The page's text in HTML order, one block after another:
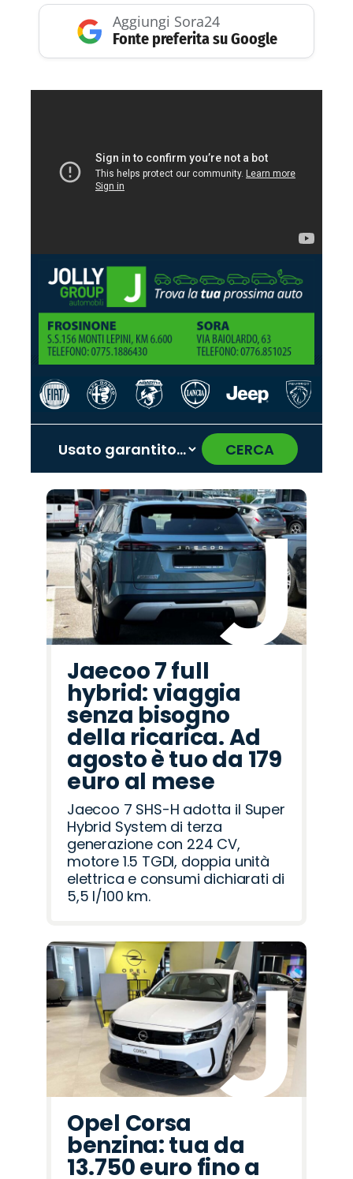
Aggiungi Sora24
Fonte preferita su Google
CERCA
Promo
Cupra
Promo
Jaecoo
Promo
Mazda
Promo
Omoda
Promo
Seat
Promo
Land
Rover
Promo
Fiat
Promo
Abarth
Promo
Lancia
Promo
Hyundai
Promo
Peugeot
Promo
Alfa
Romeo
Promo
Opel
Promo
Citroën
Promo
Jeep
‹ ›
Jaecoo 7 full
hybrid: viaggia
senza bisogno
della ricarica. Ad
agosto è tuo da 179
euro al mese
Jaecoo 7 SHS-H adotta il Super
Hybrid System di terza
generazione con 224 CV,
motore 1.5 TGDI, doppia unità
elettrica e consumi dichiarati di
5,5 l/100 km.
Opel Corsa
benzina: tua da
13.750 euro fino a